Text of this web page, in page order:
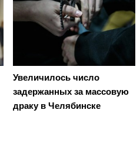
Увеличилось число
задержанных за массовую
драку в Челябинске